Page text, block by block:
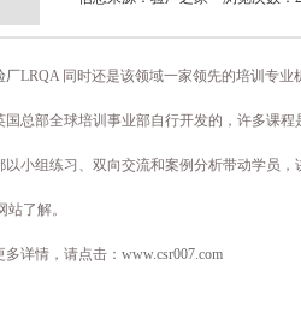
厂LRQA 同时还是该领域一家领先的培训专
国总部全球培训事业部自行开发的，许多课
以小组练习、双向交流和案例分析带动学员
站了解。
详情，请点击： www.csr007.com